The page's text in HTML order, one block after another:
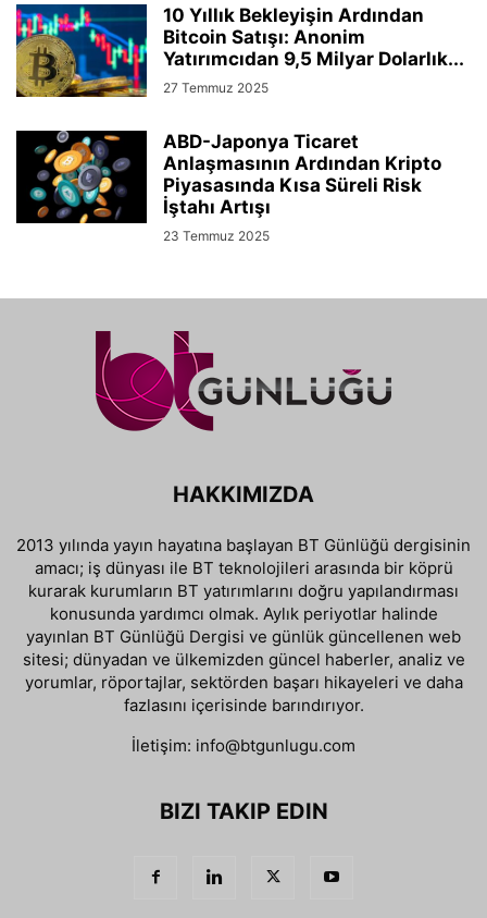
10 Yıllık Bekleyişin Ardından
Bitcoin Satışı: Anonim
Yatırımcıdan 9,5 Milyar Dolarlık...
27 Temmuz 2025
ABD-Japonya Ticaret
Anlaşmasının Ardından Kripto
Piyasasında Kısa Süreli Risk
İştahı Artışı
23 Temmuz 2025
HAKKIMIZDA
2013 yılında yayın hayatına başlayan BT Günlüğü dergisinin
amacı; iş dünyası ile BT teknolojileri arasında bir köprü
kurarak kurumların BT yatırımlarını doğru yapılandırması
konusunda yardımcı olmak. Aylık periyotlar halinde
yayınlan BT Günlüğü Dergisi ve günlük güncellenen web
sitesi; dünyadan ve ülkemizden güncel haberler, analiz ve
yorumlar, röportajlar, sektörden başarı hikayeleri ve daha
fazlasını içerisinde barındırıyor.
İletişim: info@btgunlugu.com
BIZI TAKIP EDIN